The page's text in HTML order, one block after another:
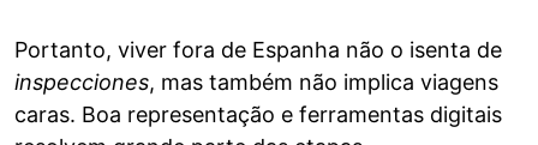
Portanto, viver fora de Espanha não o isenta de
inspecciones, mas também não implica viagens
caras. Boa representação e ferramentas digitais